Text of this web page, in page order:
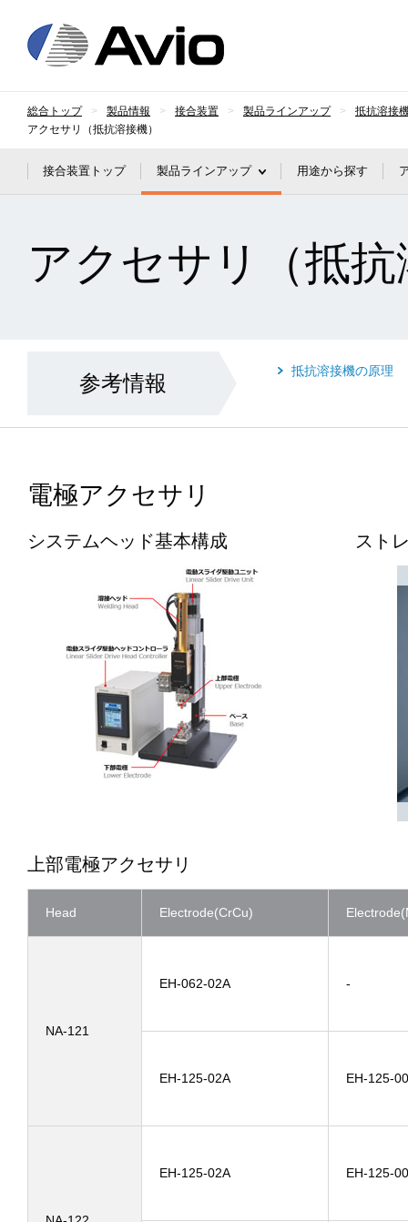
総合トップ 製品情報 接合装置 製品ラインアップ
抵抗溶接
アクセサリ（抵抗溶接機）
接合装置トップ 製品ラインアップ 用途から探す
アクセサリ（抵
参考情報 抵抗溶接機の原理
電極アクセサリ
システムヘッド基本構成 スト
上部電極アクセサリ
Head Electrode(CrCu)
NA-121
EH-062-02A -
EH-125-02A EH-125-
EH-125-02A EH-125-